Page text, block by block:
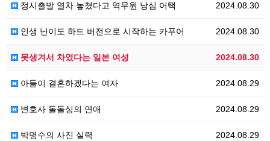
2024.08.30
정시출발 열차 놓쳤다고 역무원 낭심 어택
2024.08.30
인생 난이도 하드 버전으로 시작하는 카푸어
2024.08.30
못생겨서 차였다는 일본 여성
2024.08.29
아들이 결혼하겠다는 여자
2024.08.29
변호사 돌돌싱의 연애
2024.08.29
박명수의 사진 실력